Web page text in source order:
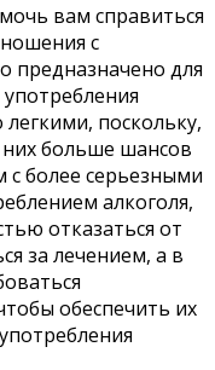
вам справиться
с
предназначено для
поскольку,
них больше шансов
более серьезными
алкоголя,
отказаться от
за лечением, а в
обеспечить их